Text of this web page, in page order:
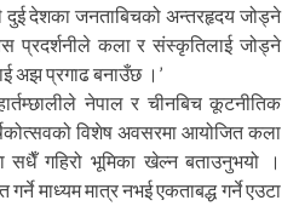
दुई देशका जनताबिचको अन्तरहृदय जोड्ने
प्रदर्शनीले कला र संस्कृतिलाई जोड्ने
अझ प्रगाढ बनाउँछ ।’
नेपाल र चीनबिच कूटनीतिक
विशेष अवसरमा आयोजित कला
सधैँ गहिरो भूमिका खेल्न बताउनुभयो ।
माध्यम मात्र नभई एकताबद्ध गर्ने एउटा